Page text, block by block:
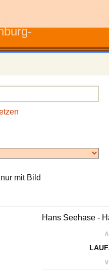
nur mit Bild
Hans Seehase -
∧
∨